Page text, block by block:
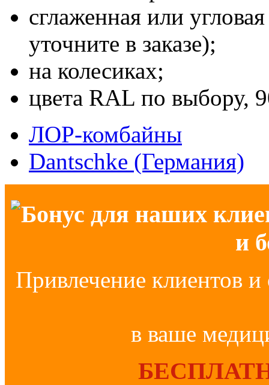
сглаженная или
уточните в заказе);
на колесиках;
цвета RAL по выбору,
ЛОР-комбайны
Dantschke (Германия)
Бонус для наших
и
Привлечение клиентов и
в ваше